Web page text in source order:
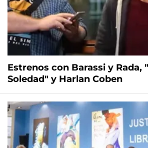
Estrenos con Barassi y Rada,
Soledad" y Harlan Coben